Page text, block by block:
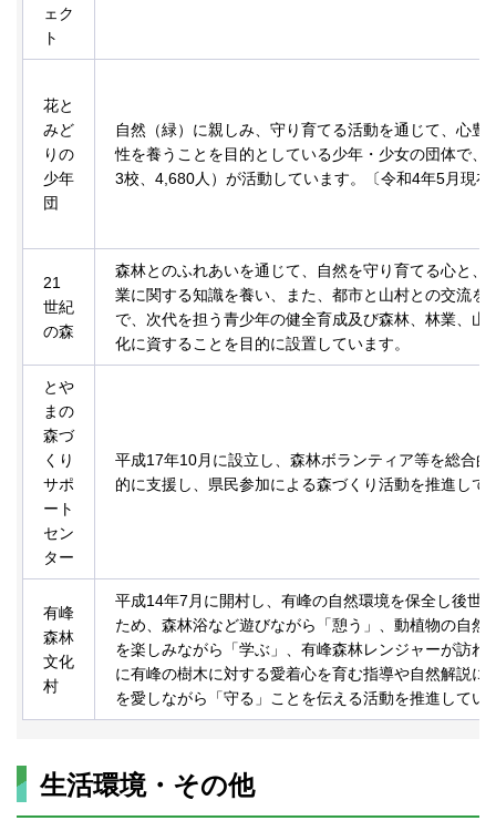
ェク
ト
花と
みど
りの
少年
団
自然（緑）に親しみ、守り育てる活動を通じて、心豊
性を養うことを目的としている少年・少女の団体で、
3校、4,680人）が活動しています。〔令和4年5月現在
21
世紀
の森
森林とのふれあいを通じて、自然を守り育てる心と、
業に関する知識を養い、また、都市と山村との交流を
で、次代を担う青少年の健全育成及び森林、林業、山
化に資することを目的に設置しています。
とや
まの
森づ
くり
サポ
ート
セン
ター
平成17年10月に設立し、森林ボランティア等を総合的
的に支援し、県民参加による森づくり活動を推進して
有峰
森林
文化
村
平成14年7月に開村し、有峰の自然環境を保全し後世
ため、森林浴など遊びながら「憩う」、動植物の自然
を楽しみながら「学ぶ」、有峰森林レンジャーが訪れ
に有峰の樹木に対する愛着心を育む指導や自然解説に
を愛しながら「守る」ことを伝える活動を推進してい
生活環境・その他